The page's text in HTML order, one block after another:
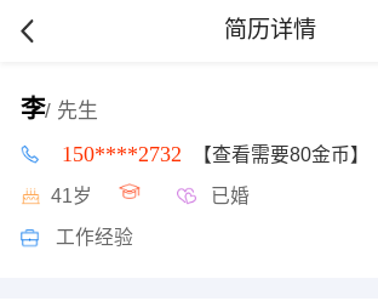
简历详情
李/ 先生
150****2732 【查看需要80金币】
41岁 已婚
工作经验